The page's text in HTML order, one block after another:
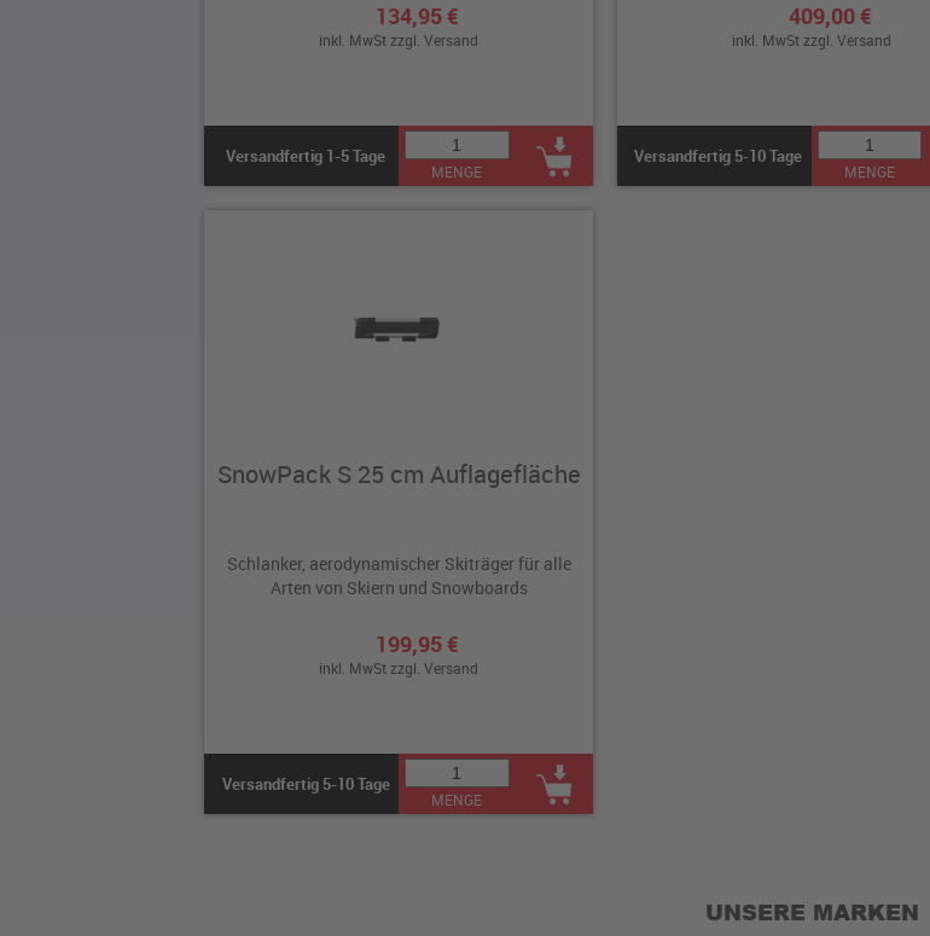
134,95 €
inkl. MwSt zzgl.Versand
Versandfertig 1-5 Tage
MENGE
409,00 €
inkl. MwSt zzgl. Versand
Versandfertig 5-10 Tage
MENGE
SnowPack S 25 cm Auflagefläche
Schlanker, aerodynamischer Skiträger für alle
Arten von Skiern und Snowboards
199,95 €
inkl. MwSt zzgl.Versand
Versandfertig 5-10 Tage
MENGE
UNSERE MARKEN